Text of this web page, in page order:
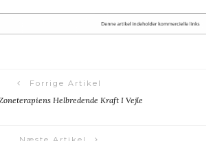
Forrige Artikel
Helbredende Kraft I Vejle